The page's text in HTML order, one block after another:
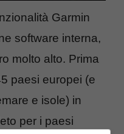
Garmin
software interna,
molto alto. Prima
paesi europei (e
e isole) in
per i paesi